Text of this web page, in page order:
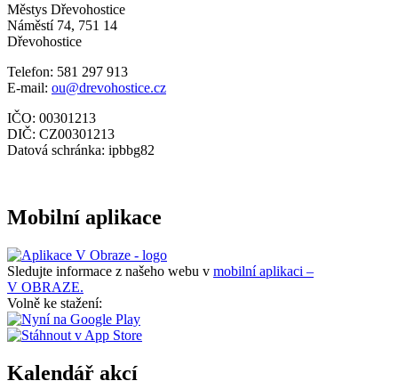
Městys Dřevohostice
Náměstí 74, 751 14
Dřevohostice
Telefon: 581 297 913
E-mail: ou@drevohostice.cz
IČO: 00301213
DIČ: CZ00301213
Datová schránka: ipbbg82
Mobilní aplikace
Sledujte informace z našeho webu v mobilní aplikaci –
V OBRAZE.
Volně ke stažení:
Kalendář akcí